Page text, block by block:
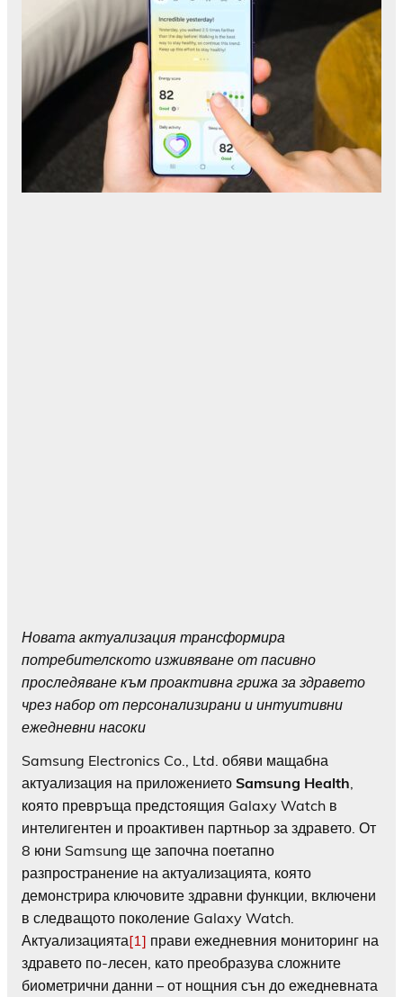
Новата актуализация трансформира
потребителското изживяване от пасивно
проследяване към проактивна грижа за здравето
чрез набор от персонализирани и интуитивни
ежедневни насоки
Samsung Electronics Co., Ltd. обяви мащабна
актуализация на приложението Samsung Health
която превръща предстоящия Galaxy Watch в
интелигентен и проактивен партньор за здравето. От
8 юни Samsung ще започна поетапно
разпространение на актуализацията, която
демонстрира ключовите здравни функции, включени
в следващото поколение Galaxy Watch.
Актуализацията[1] прави ежедневния мониторинг на
здравето по-лесен, като преобразува сложните
биометрични данни – от нощния сън до ежедневната